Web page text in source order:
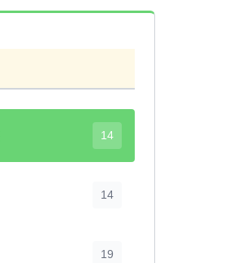
14
14
19